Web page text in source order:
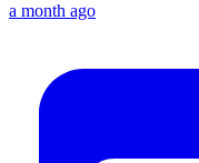
a month ago